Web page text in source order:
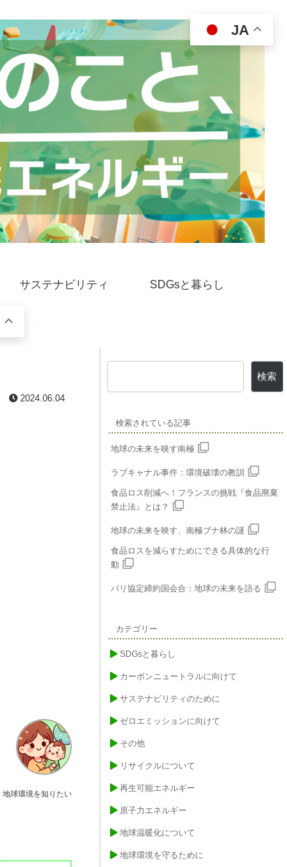
サステナビリティ SDGsと暮らし
2024.06.04
地球環境を知りたい
検索
検索されている記事
地球の未来を映す南極
ラブキャナル事件：環境破壊の教訓
食品ロス削減へ！フランスの挑戦『食品廃棄
禁止法』とは？
地球の未来を映す、南極ブナ林の謎
食品ロスを減らすためにできる具体的な行
動
パリ協定締約国会合：地球の未来を語る
カテゴリー
SDGsと暮らし
カーボンニュートラルに向けて
サステナビリティのために
ゼロエミッションに向けて
その他
リサイクルについて
再生可能エネルギー
原子力エネルギー
地球温暖化について
地球環境を守るために
JA